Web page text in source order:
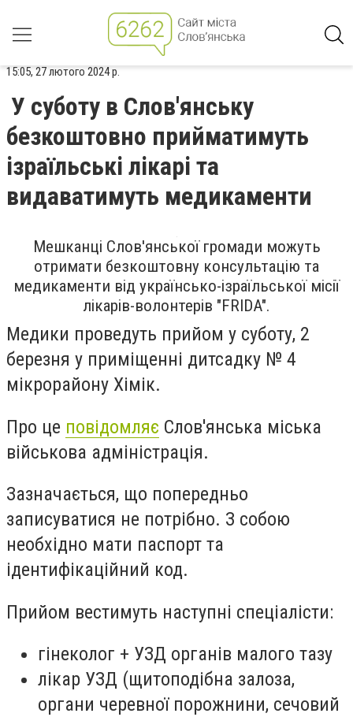
15:05, 27 лютого 2024 р.
У суботу в Слов'янську
безкоштовно прийматимуть
ізраїльські лікарі та
видаватимуть медикаменти
Мешканці Слов'янської громади можуть
отримати безкоштовну консультацію та
медикаменти від українсько-ізраїльської місії
лікарів-волонтерів "FRIDA".
Медики проведуть прийом у суботу, 2
березня у приміщенні дитсадку № 4
мікрорайону Хімік.
Про це повідомляє Слов'янська міська
військова адміністрація.
Зазначається, що попередньо
записуватися не потрібно. З собою
необхідно мати паспорт та
ідентифікаційний код.
Прийом вестимуть наступні спеціалісти:
гінеколог + УЗД органів малого тазу
лікар УЗД (щитоподібна залоза,
органи черевної порожнини, сечовий